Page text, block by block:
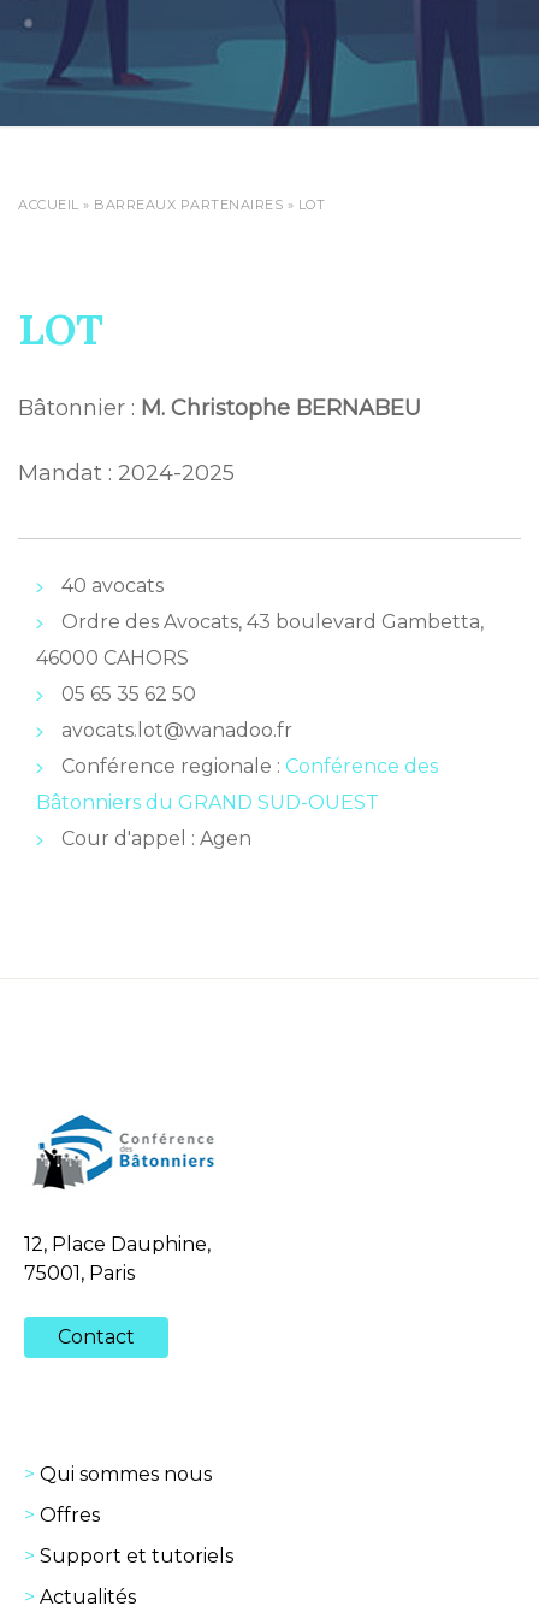
ACCUEIL » BARREAUX PARTENAIRES » LOT
LOT
Bâtonnier : M. Christophe BERNABEU
Mandat : 2024-2025
40 avocats
Ordre des Avocats, 43 boulevard Gambetta,
46000 CAHORS
05 65 35 62 50
avocats.lot@wanadoo.fr
Conférence regionale : Conférence des
Bâtonniers du GRAND SUD-OUEST
Cour d'appel : Agen
12, Place Dauphine,
75001, Paris
Contact
Qui sommes nous
Offres
Support et tutoriels
Actualités